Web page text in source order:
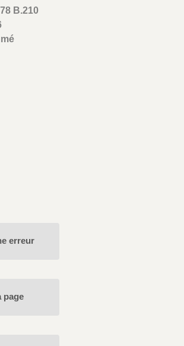
B.210
erreur
page